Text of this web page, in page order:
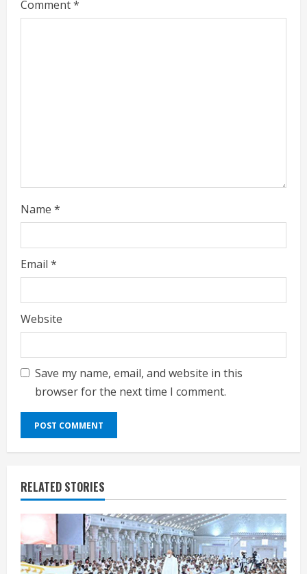
e
Comment*
Name *
Email *
Website
Save my name, email, and website in this
browser for the next time I comment.
RELATED STORIES